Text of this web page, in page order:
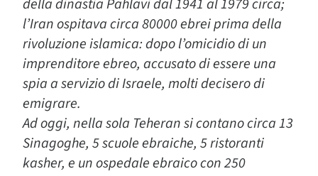
della dinastia Pahlavi dal 1941 al 1979 circa;
l’Iran ospitava circa 80000 ebrei prima della
rivoluzione islamica: dopo l’omicidio di un
imprenditore ebreo, accusato di essere una
spia a servizio di Israele, molti decisero di
emigrare.
Ad oggi, nella sola Teheran si contano circa 13
Sinagoghe, 5 scuole ebraiche, 5 ristoranti
kasher, e un ospedale ebraico con 250